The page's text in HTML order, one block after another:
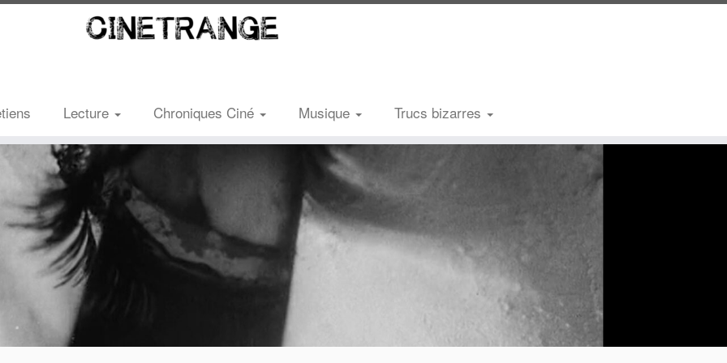
Lecture Chroniques Ciné Musique Trucs bizarres